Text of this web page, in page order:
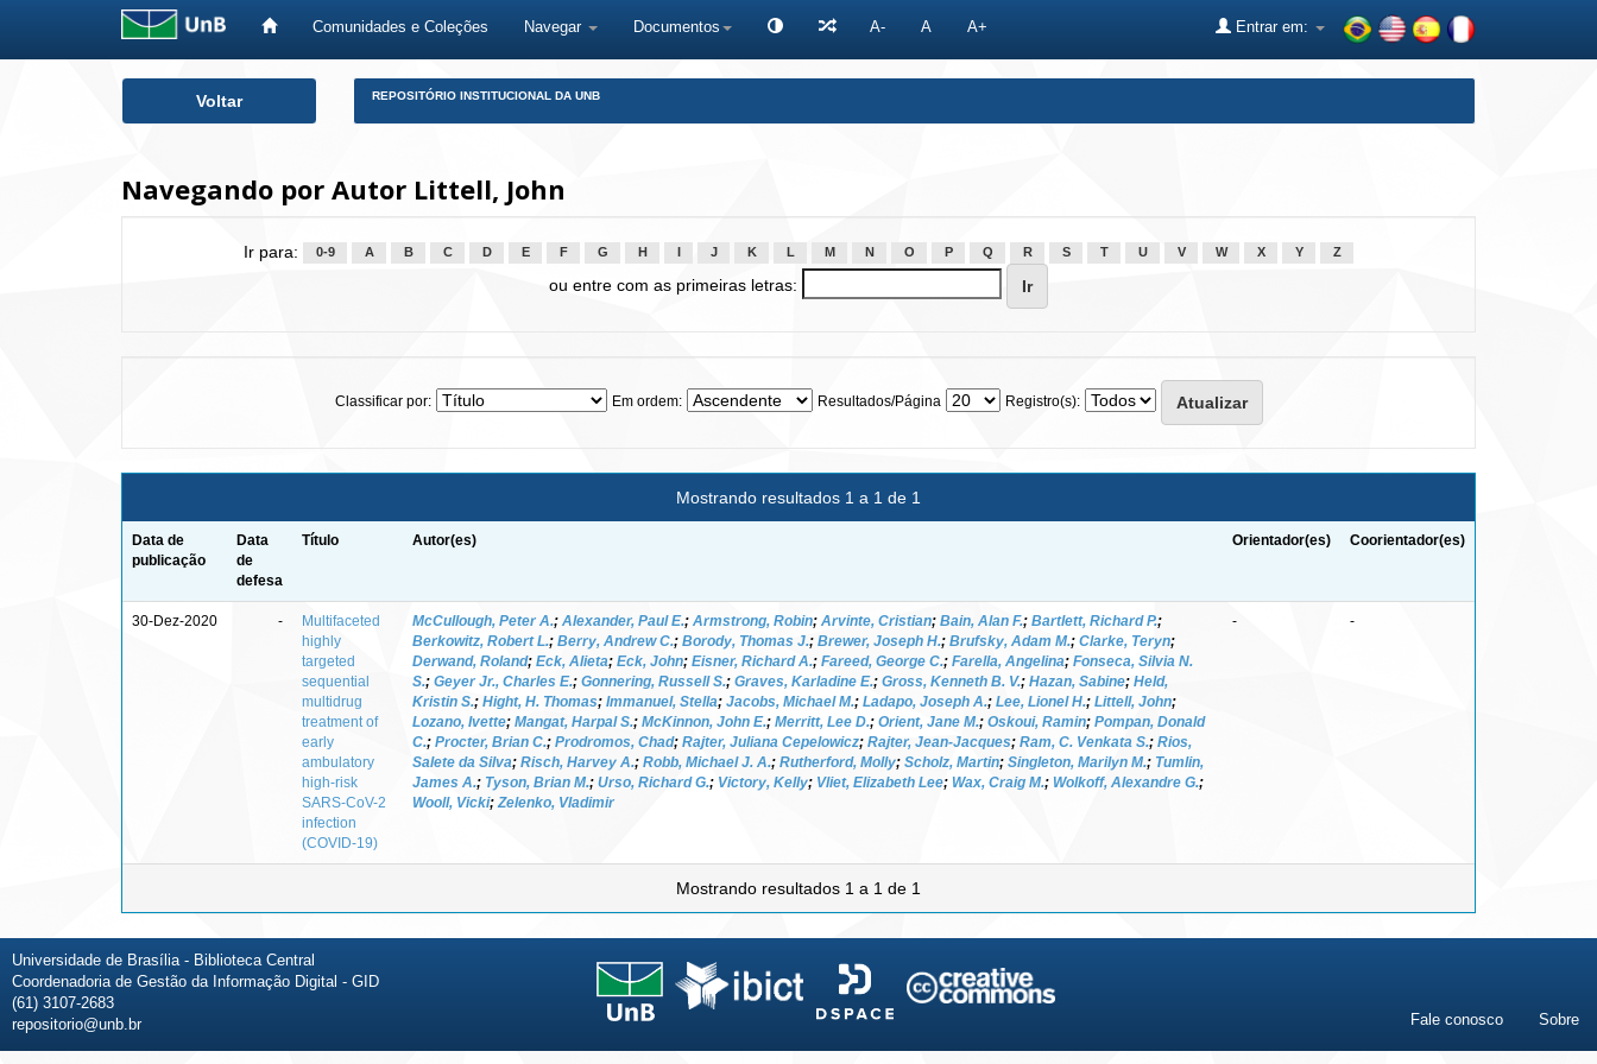
Comunidades e Coleções Navegar Documentos A- A A+ Entrar em:
Voltar REPOSITÓRIO INSTITUCIONAL DA UNB
Navegando por Autor Littell, John
Ir para: 0-9 A B C D E F G H J K L M N O P Q R S T U V W X Y Z
ou entre com as primeiras letras:
Classificar por: Em ordem: Resultados/Página Registro(s):
Mostrando resultados 1 a 1 de 1
Data de
publicação
Data
de
defesa
Título Autor(es) Orientador(es) Coorientador(es)
30-Dez-2020 -
Multifaceted
highly
targeted
sequential
multidrug
treatment of
early
ambulatory
high-risk
SARS-CoV-2
infection
(COVID-19)
McCullough, Peter A.; Alexander, Paul E.; Armstrong, Robin; Arvinte, Cristian; Bain, Alan F.; Bartlett, Richard P.;
Berkowitz, Robert L.; Berry, Andrew C.; Borody, Thomas J.; Brewer, Joseph H.; Brufsky, Adam M.; Clarke, Teryn;
Derwand, Roland; Eck, Alieta; Eck, John; Eisner, Richard A.; Fareed, George C.; Farella, Angelina; Fonseca, Silvia N.
S.; Geyer Jr., Charles E.; Gonnering, Russell S.; Graves, Karladine E.; Gross, Kenneth B. V.; Hazan, Sabine; Held,
Kristin S.; Hight, H. Thomas; Immanuel, Stella; Jacobs, Michael M.; Ladapo, Joseph A.; Lee, Lionel H.; Littell, John;
Lozano, Ivette; Mangat, Harpal S.; McKinnon, John E.; Merritt, Lee D.; Orient, Jane M.; Oskoui, Ramin; Pompan, Donald
C.; Procter, Brian C.; Prodromos, Chad; Rajter, Juliana Cepelowicz; Rajter, Jean-Jacques; Ram, C. Venkata S.; Rios,
Salete da Silva; Risch, Harvey A.; Robb, Michael J. A.; Rutherford, Molly; Scholz, Martin; Singleton, Marilyn M.; Tumlin,
James A.; Tyson, Brian M.; Urso, Richard G.; Victory, Kelly; Vliet, Elizabeth Lee; Wax, Craig M.; Wolkoff, Alexandre G.;
Wooll, Vicki; Zelenko, Vladimir
- -
Mostrando resultados 1 a 1 de 1
Universidade de Brasília - Biblioteca Central
Coordenadoria de Gestão da Informação Digital - GID
(61) 3107-2683
repositorio@unb.br
Fale conosco Sobre